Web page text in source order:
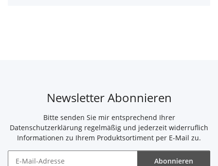
Newsletter Abonnieren
Bitte senden Sie mir entsprechend Ihrer
Datenschutzerklärung regelmäßig und jederzeit widerruflich
Informationen zu Ihrem Produktsortiment per E-Mail zu.
Abonnieren